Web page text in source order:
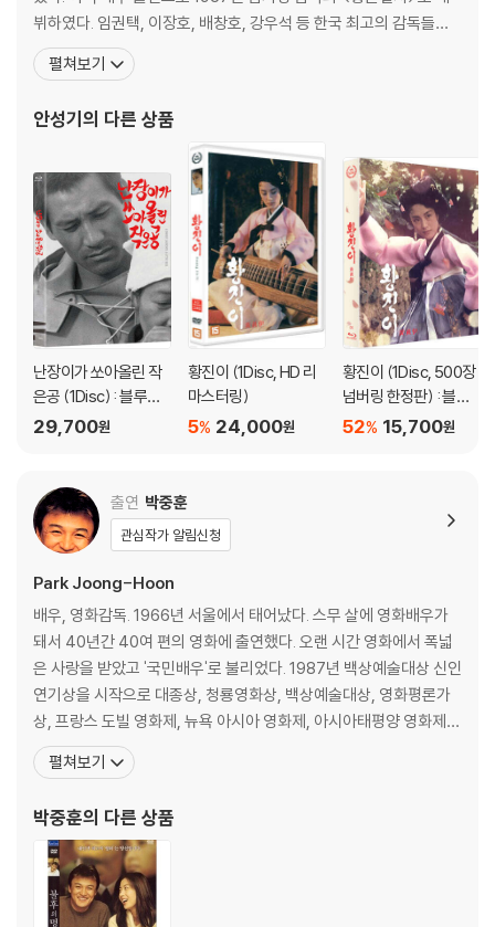
뷔하였다. 임권택, 이장호, 배창호, 강우석 등 한국 최고의 감독들과
사회물에서부터 코미디까지 다양한 장르의 영화를 작업했으며, 40
년이 된 지금까지도 왕성한 활동을 계속하고 있다. 대종상 남우주연
연상 4회 조연상1회, 아태영화제 남우주연상 2회를 수상했
펼쳐보기
안성기 의 다른 상품
난장이가 쏘아올린 작
은공 (1Disc) : 블루레
이
29,700원
황진이 (1Disc, HD 리
마스터링)
24,000원
5%
황진이 (1Disc, 500장
넘버링 한정판) : 블루
레이
15,700원
52%
출연 박중훈
관심작가 알림신청
Park Joong-Hoon
배우, 영화감독. 1966년 서울에서 태어났다. 스무 살에 영화배우가
돼서 40년간 40여 편의 영화에 출연했다. 오랜 시간 영화에서 폭넓
은 사랑을 받았고 '국민배우'로 불리었다. 1987년 백상예술대상 신인
연기상을 시작으로 대종상, 청룡영화상, 백상예술대상, 영화평론가
상, 프랑스 도빌 영화제, 뉴욕 아시아 영화제, 아시아태평양 영화제
등 국내외 20여 개의 영 화제에서 남우주연상을 수상했다. 2013년엔
영화 <톱스타>로 감독으로 데뷔했다. KBS-TV <박중훈쇼>에서 토
금은 오랜만에
펼쳐보기
박중훈의 다른 상품